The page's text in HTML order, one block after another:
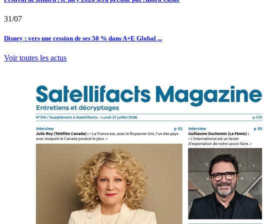
31/07
Disney : vers une cession de ses 50 % dans A+E Global ...
Voir toutes les actus